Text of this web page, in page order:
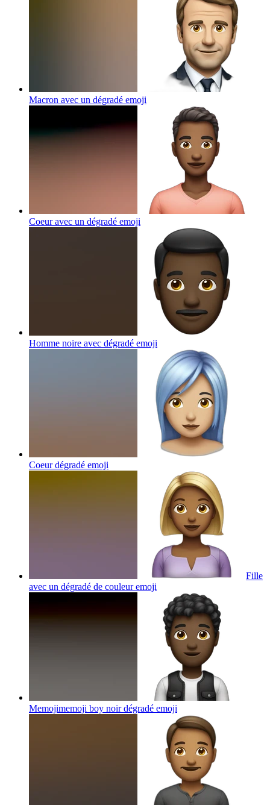
Macron avec un dégradé emoji
Coeur avec un dégradé emoji
Homme noire avec dégradé emoji
Coeur dégradé emoji
Fille
avec un dégradé de couleuremoji
Memojimemoji boy noir dégradé emoji